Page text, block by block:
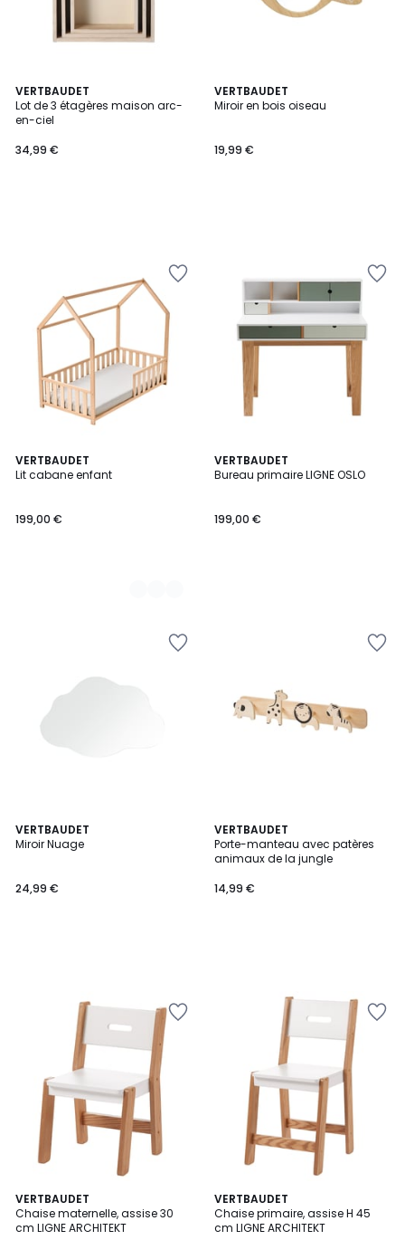
VERTBAUDET
Lot de 3 étagères maison arc-
en-ciel
34,99 €
VERTBAUDET
Miroir en bois oiseau
19,99 €
VERTBAUDET
Lit cabane enfant
199,00 €
2
Couleurs
VERTBAUDET
Bureau primaire LIGNE OSLO
199,00 €
VERTBAUDET
Miroir Nuage
24,99 €
VERTBAUDET
Porte-manteau avec patères
animaux de la jungle
14,99 €
VERTBAUDET
Chaise maternelle, assise 30
cm LIGNE ARCHITEKT
5
/
5
VERTBAUDET
Chaise primaire, assise H 45
cm LIGNE ARCHITEKT
5
/
5